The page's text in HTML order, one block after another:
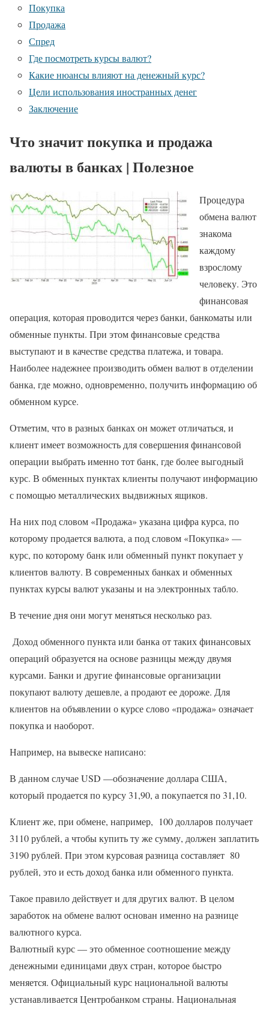
Покупка
Продажа
Спред
Где посмотреть курсы валют?
Какие нюансы влияют на денежный курс?
Цели использования иностранных денег
Заключение
Что значит покупка и продажа
валюты в банках | Полезное
Процедура
обмена валют
знакома
каждому
взрослому
человеку. Это
финансовая
операция, которая проводится через банки, банкоматы или
обменные пункты. При этом финансовые средства
выступают и в качестве средства платежа, и товара.
Наиболее надежнее производить обмен валют в отделении
банка, где можно, одновременно, получить информацию об
обменном курсе.
Отметим, что в разных банках он может отличаться, и
клиент имеет возможность для совершения финансовой
операции выбрать именно тот банк, где более выгодный
курс. В обменных пунктах клиенты получают информацию
с помощью металлических выдвижных ящиков.
На них под словом «Продажа» указана цифра курса, по
которому продается валюта, а под словом «Покупка» —
курс, по которому банк или обменный пункт покупает у
клиентов валюту. В современных банках и обменных
пунктах курсы валют указаны и на электронных табло.
В течение дня они могут меняться несколько раз.
Доход обменного пункта или банка от таких финансовых
операций образуется на основе разницы между двумя
курсами. Банки и другие финансовые организации
покупают валюту дешевле, а продают ее дороже. Для
клиентов на объявлении о курсе слово «продажа» означает
покупка и наоборот.
Например, на вывеске написано:
В данном случае USD —обозначение доллара США,
который продается по курсу 31,90, а покупается по 31,10.
Клиент же, при обмене, например, 100 долларов получает
3110 рублей, а чтобы купить ту же сумму, должен заплатить
3190 рублей. При этом курсовая разница составляет 80
рублей, это и есть доход банка или обменного пункта.
Такое правило действует и для других валют. В целом
заработок на обмене валют основан именно на разнице
валютного курса.
Валютный курс — это обменное соотношение между
денежными единицами двух стран, которое быстро
меняется. Официальный курс национальной валюты
устанавливается Центробанком страны. Национальная